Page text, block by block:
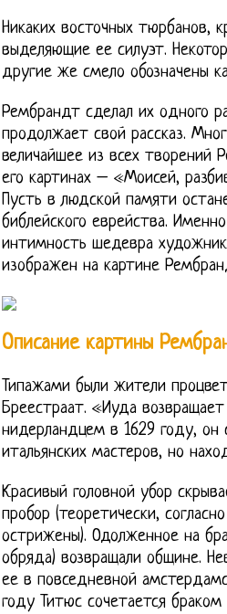
Никаких восточных тюрбанов,
выделяющие ее силуэт.
другие же смело обозначены
Рембрандт сделал их одного
продолжает свой рассказ.
величайшее из всех творений
его картинах – «Моисей,
Пусть в людской памяти
библейского еврейства.
интимность шедевра
изображен на картине
Описание картины
Типажами были жители
Бреестраат. «Иуда
нидерландцем в 1629 году, он
итальянских мастеров, но
Красивый головной убор
пробор (теоретически,
острижены). Одолженное на
обряда) возвращали общине.
ее в повседневной
году Титюс сочетается